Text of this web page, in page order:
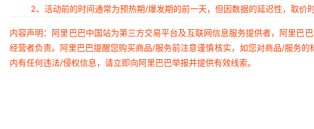
2、活动前的时间通常为预热期/爆发期的前一天，但因数据的延迟性，取价
内容声明：阿里巴巴中国站为第三方交易平台及互联网信息服务提供者，阿里
经营者负责。阿里巴巴提醒您购买商品/服务前注意谨慎核实，如您对商品/服务
内有任何违法/侵权信息，请立即向阿里巴巴举报并提供有效线索。